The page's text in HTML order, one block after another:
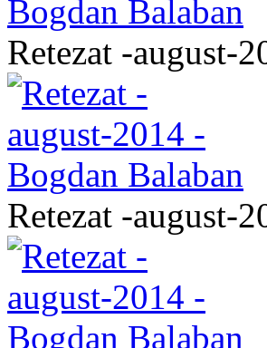
Retezat -august-
Retezat -august-